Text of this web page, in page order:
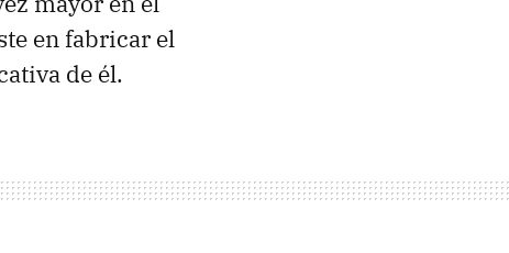
en fabricar el
de él.